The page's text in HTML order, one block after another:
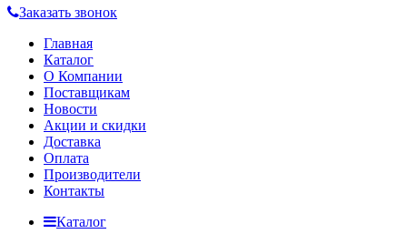
Заказать звонок
Главная
Каталог
О Компании
Поставщикам
Новости
Акции и скидки
Доставка
Оплата
Производители
Контакты
Каталог